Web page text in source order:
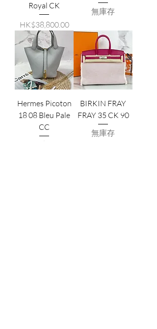
Royal CK
價格
HK$38,800.00
無庫存
Hermes Picoton
18 08 Bleu Pale
CC
無庫存
BIRKIN FRAY
FRAY 35 CK 90
無庫存